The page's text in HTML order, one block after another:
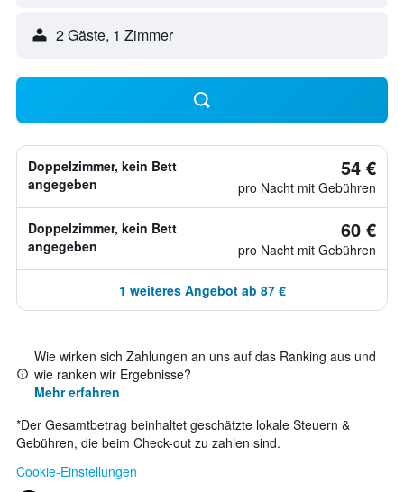
2 Gäste, 1 Zimmer
Doppelzimmer, kein Bett
angegeben
54 €
pro Nacht mit Gebühren
Doppelzimmer, kein Bett
angegeben
60 €
pro Nacht mit Gebühren
1 weiteres Angebot ab 87 €
Wie wirken sich Zahlungen an uns auf das Ranking aus und
wie ranken wir Ergebnisse?
Mehr erfahren
*Der Gesamtbetrag beinhaltet geschätzte lokale Steuern &
Gebühren, die beim Check-out zu zahlen sind.
Cookie-Einstellungen